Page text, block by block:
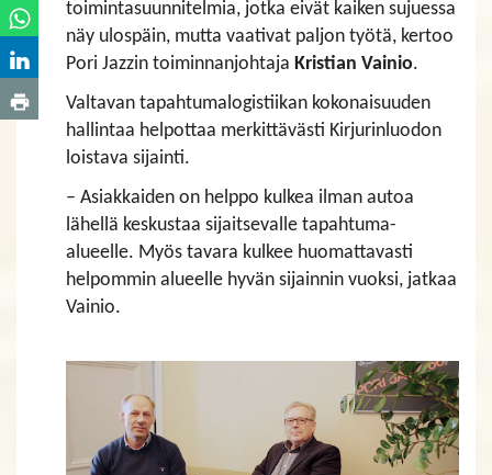
toimintasuunnitelmia, jotka eivät kaiken sujuessa
näy ulospäin, mutta vaativat paljon työtä, kertoo
Pori Jazzin toiminnanjohtaja Kristian Vainio.
Valtavan tapahtumalogistiikan kokonaisuuden
hallintaa helpottaa merkittävästi Kirjurinluodon
loistava sijainti.
– Asiakkaiden on helppo kulkea ilman autoa
lähellä keskustaa sijaitsevalle tapahtuma-
alueelle. Myös tavara kulkee huomattavasti
helpommin alueelle hyvän sijainnin vuoksi, jatkaa
Vainio.